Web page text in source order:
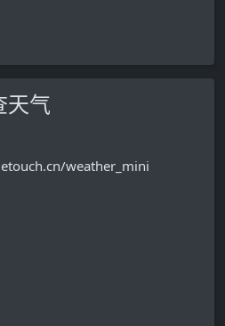
天气
weather_mini